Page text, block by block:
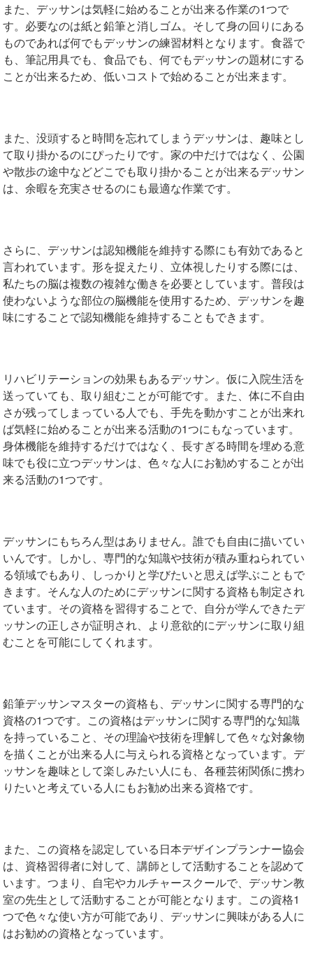
また、デッサンは気軽に始めることが出来る作業の1つで
す。必要なのは紙と鉛筆と消しゴム。そして身の回りにある
ものであれば何でもデッサンの練習材料となります。食器で
も、筆記用具でも、食品でも、何でもデッサンの題材にする
ことが出来るため、低いコストで始めることが出来ます。
また、没頭すると時間を忘れてしまうデッサンは、趣味とし
て取り掛かるのにぴったりです。家の中だけではなく、公園
や散歩の途中などどこでも取り掛かることが出来るデッサン
は、余暇を充実させるのにも最適な作業です。
さらに、デッサンは認知機能を維持する際にも有効であると
言われています。形を捉えたり、立体視したりする際には、
私たちの脳は複数の複雑な働きを必要としています。普段は
使わないような部位の脳機能を使用するため、デッサンを趣
味にすることで認知機能を維持することもできます。
リハビリテーションの効果もあるデッサン。仮に入院生活を
送っていても、取り組むことが可能です。また、体に不自由
さが残ってしまっている人でも、手先を動かすことが出来れ
ば気軽に始めることが出来る活動の1つにもなっています。
身体機能を維持するだけではなく、長すぎる時間を埋める意
味でも役に立つデッサンは、色々な人にお勧めすることが出
来る活動の1つです。
デッサンにもちろん型はありません。誰でも自由に描いてい
いんです。しかし、専門的な知識や技術が積み重ねられてい
る領域でもあり、しっかりと学びたいと思えば学ぶこともで
きます。そんな人のためにデッサンに関する資格も制定され
ています。その資格を習得することで、自分が学んできたデ
ッサンの正しさが証明され、より意欲的にデッサンに取り組
むことを可能にしてくれます。
鉛筆デッサンマスターの資格も、デッサンに関する専門的な
資格の1つです。この資格はデッサンに関する専門的な知識
を持っていること、その理論や技術を理解して色々な対象物
を描くことが出来る人に与えられる資格となっています。デ
ッサンを趣味として楽しみたい人にも、各種芸術関係に携わ
りたいと考えている人にもお勧め出来る資格です。
また、この資格を認定している日本デザインプランナー協会
は、資格習得者に対して、講師として活動することを認めて
います。つまり、自宅やカルチャースクールで、デッサン教
室の先生として活動することが可能となります。この資格1
つで色々な使い方が可能であり、デッサンに興味がある人に
はお勧めの資格となっています。